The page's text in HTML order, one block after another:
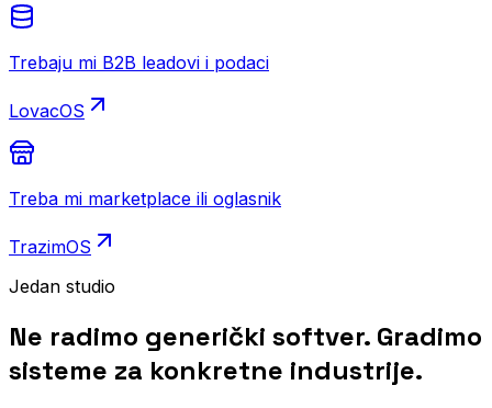
Trebaju mi B2B leadovi i podaci
LovacOS
Treba mi marketplace ili oglasnik
TrazimOS
Jedan studio
Ne radimo generički softver. Gradimo
sisteme za konkretne industrije.